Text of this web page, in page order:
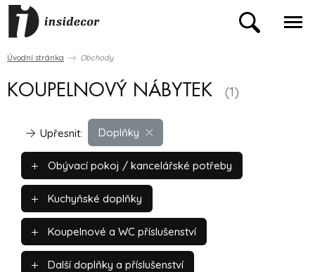
Úvodní stránka Obchody
KOUPELNOVÝ NÁBYTEK (1)
Doplňky
Upřesnit:
Obývací pokoj / kancelářské potřeby
Kuchyňské doplňky
Koupelnové a WC příslušenství
Další doplňky a příslušenství